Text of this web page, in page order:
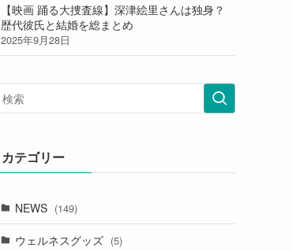
【映画 踊る大捜査線】深津絵里さんは独身？
歴代彼氏と結婚を総まとめ
2025年9月28日
カテゴリー
NEWS (149)
ウェルネスグッズ (5)